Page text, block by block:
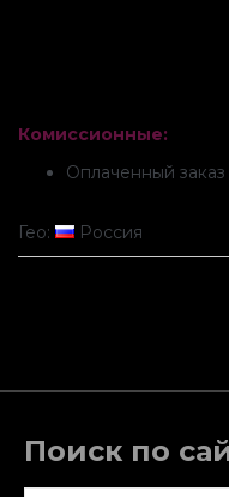
Комиссионные:
Оплаченный заказ
Гео: Россия
Поиск по